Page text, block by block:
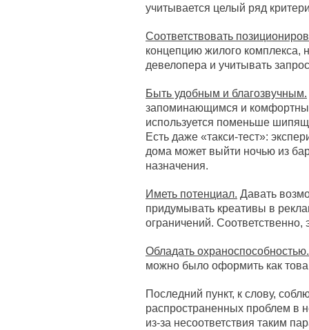
учитывается целый ряд
Соответствовать
концепцию жилого комплекса,
девелопера и учитывать
Быть удобным и благозвучным.
запоминающимся и
используется поменьше
Есть даже «такси-тест»:
дома может выйти ночью из
назначения.
Иметь потенциал. Давать
придумывать креативы в
ограничений. Соответственно,
Обладать охраноспособностью.
можно было оформить как
Последний пункт, к слову,
распространенных проблем в
из-за несоответствия таким